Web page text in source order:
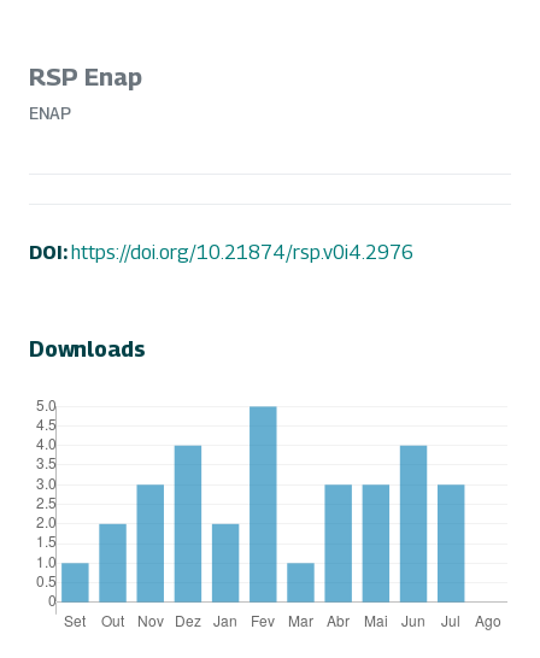
RSP Enap
ENAP
DOI:https://doi.org/10.21874/rsp.v0i4.2976
Downloads